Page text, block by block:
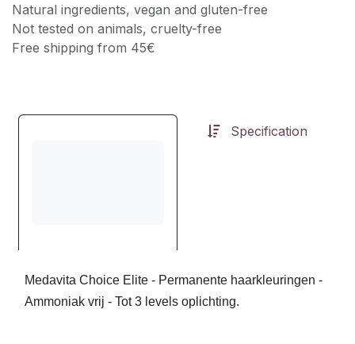
Natural ingredients, vegan and gluten-free
Not tested on animals, cruelty-free
Free shipping from 45€
Specification
Medavita Choice Elite - Permanente haarkleuringen -
Ammoniak vrij - Tot 3 levels oplichting.